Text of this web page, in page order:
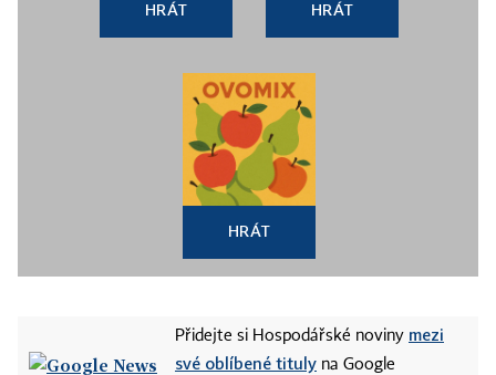
HRÁT HRÁT
HRÁT
Přidejte si Hospodářské noviny mezi
své oblíbené tituly na Google